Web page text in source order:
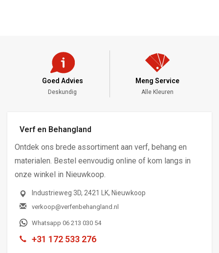
Goed Advies
Deskundig
Meng Service
Alle Kleuren
Verf en Behangland
Ontdek ons brede assortiment aan verf, behang en
materialen. Bestel eenvoudig online of kom langs in
onze winkel in Nieuwkoop.
Industrieweg 3D, 2421 LK, Nieuwkoop
verkoop@verfenbehangland.nl
Whatsapp 06 213 030 54
+31 172 533 276